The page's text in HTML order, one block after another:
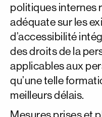
politiques internes
adéquate sur les
d’accessibilité
des droits de la
applicables aux
qu’une telle
meilleurs délais.